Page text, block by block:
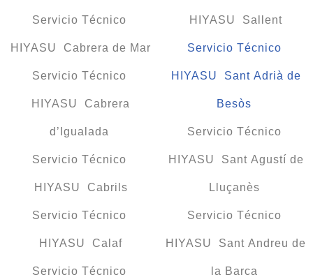
Servicio Técnico
HIYASU Cabrera de Mar
Servicio Técnico
HIYASU Cabrera
d’Igualada
Servicio Técnico
HIYASU Cabrils
Servicio Técnico
HIYASU Calaf
Servicio Técnico
HIYASU Sallent
Servicio Técnico
HIYASU Sant Adrià de
Besòs
Servicio Técnico
HIYASU Sant Agustí de
Lluçanès
Servicio Técnico
HIYASU Sant Andreu de
la Barca